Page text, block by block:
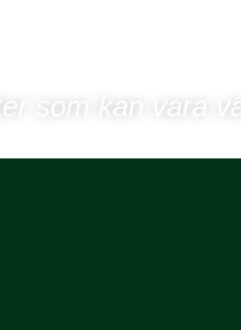
som kan vara